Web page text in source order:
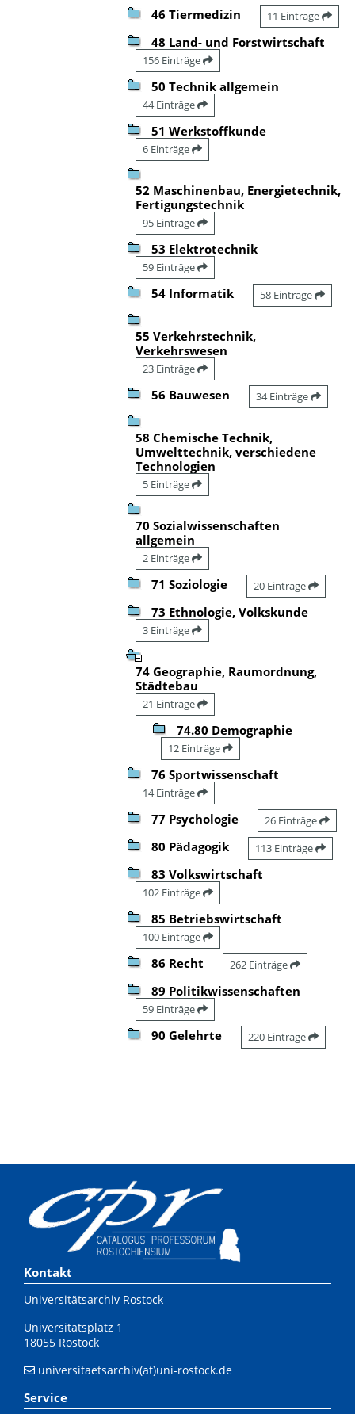
46 Tiermedizin 11 Einträge
48 Land- und Forstwirtschaft
156 Einträge
50 Technik allgemein
44 Einträge
51 Werkstoffkunde
6 Einträge
52 Maschinenbau, Energietechnik,
Fertigungstechnik
95 Einträge
53 Elektrotechnik
59 Einträge
54 Informatik 58 Einträge
55 Verkehrstechnik,
Verkehrswesen
23 Einträge
56 Bauwesen 34 Einträge
58 Chemische Technik,
Umwelttechnik, verschiedene
Technologien
5 Einträge
70 Sozialwissenschaften
allgemein
2 Einträge
71 Soziologie 20 Einträge
73 Ethnologie, Volkskunde
3 Einträge
74 Geographie, Raumordnung,
Städtebau
21 Einträge
74.80 Demographie
12 Einträge
76 Sportwissenschaft
14 Einträge
77 Psychologie 26 Einträge
80 Pädagogik 113 Einträge
83 Volkswirtschaft
102 Einträge
85 Betriebswirtschaft
100 Einträge
86 Recht 262 Einträge
89 Politikwissenschaften
59 Einträge
90 Gelehrte 220 Einträge
Kontakt
Universitätsarchiv Rostock
Universitätsplatz 1
18055 Rostock
universitaetsarchiv(at)uni-rostock.de
Service